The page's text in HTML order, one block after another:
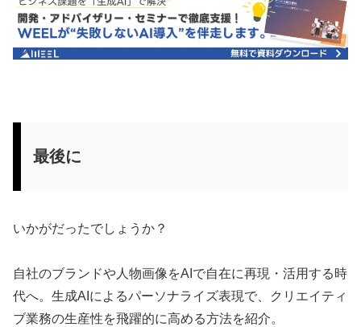
最後に
いかがだったでしょうか？
自社のブランドや人物画像をAIで自在に再現・活用する時
代へ。生成AIによるパーソナライズ表現で、クリエイティ
ブ業務の生産性を飛躍的に高める方法を紹介。